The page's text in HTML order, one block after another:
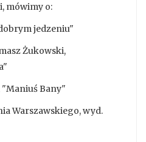
mówimy o:
jedzeniu"
Żukowski,
Bany"
Warszawskiego, wyd.